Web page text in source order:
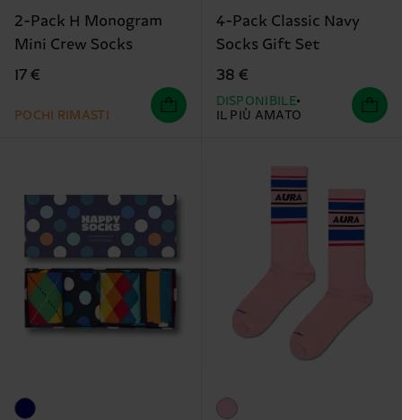
2-Pack H Monogram
Mini Crew Socks
17 €
POCHI RIMASTI
4-Pack Classic Navy
Socks Gift Set
38 €
DISPONIBILE
IL PIÙ AMATO